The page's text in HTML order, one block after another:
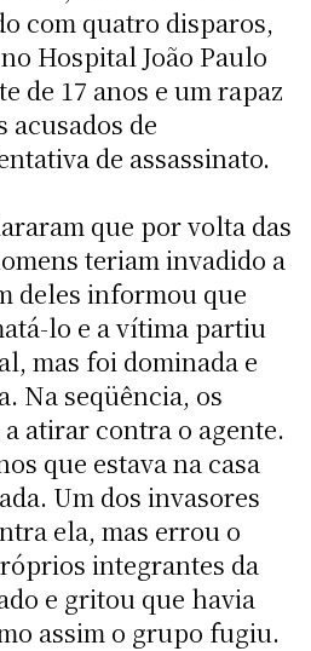
com quatro disparos,
Hospital João Paulo
de 17 anos e um rapaz
acusados de
de assassinato.
que por volta das
teriam invadido a
deles informou que
lo e a vítima partiu
mas foi dominada e
Na seqüência, os
atirar contra o agente.
que estava na casa
Um dos invasores
ela, mas errou o
integrantes da
e gritou que havia
assim o grupo fugiu.